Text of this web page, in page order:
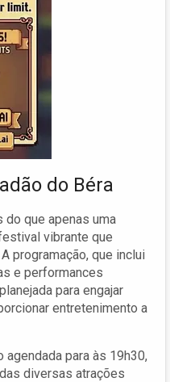
do Béra
do que apenas uma
vibrante que
programação, que inclui
e performances
para engajar
entretenimento a
agendada para às 19h30,
diversas atrações